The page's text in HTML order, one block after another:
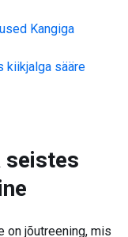
Kangiga
kiikjalga sääre
seistes
on jõutreening, mis